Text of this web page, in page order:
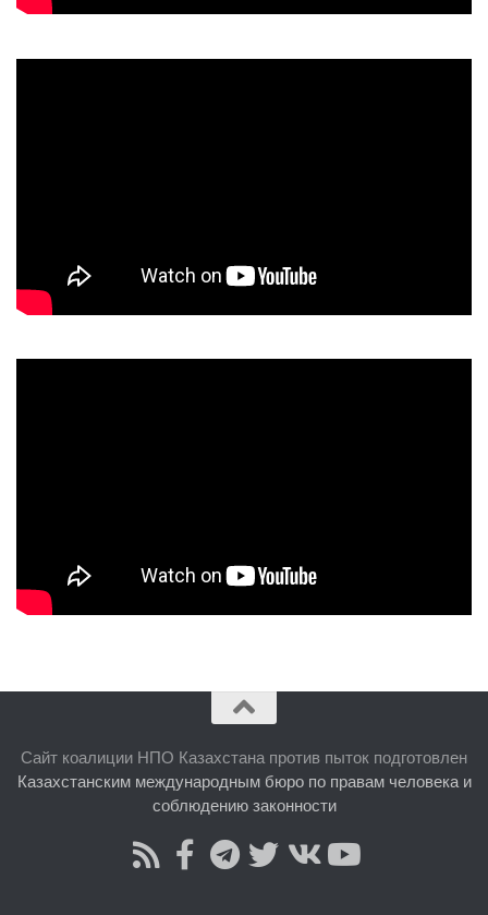
Сайт коалиции НПО Казахстана против пыток подготовлен
Казахстанским международным бюро по правам человека и
соблюдению законности